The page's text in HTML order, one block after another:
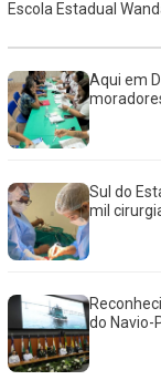
Escola Estadual
Aqui em
Sul do
mil
do Navio-